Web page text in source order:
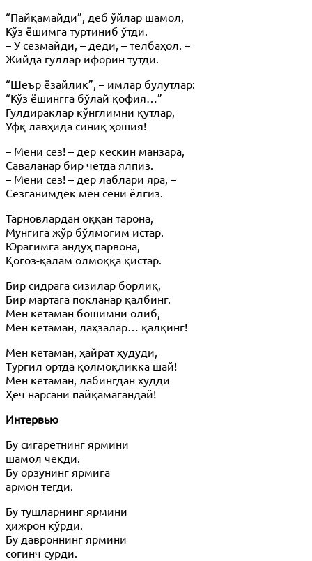
“Пайқамайди”, деб ўйлар шамол,
Кўз ёшимга туртиниб ўтди.
– У сезмайди, – деди, – телбаҳол. –
Жийда гуллар ифорин тутди.
“Шеър ёзайлик”, – имлар булутлар:
“Кўз ёшингга бўлай қофия…”
Гулдираклар кўнглимни қутлар,
Уфқ лавҳида синиқ ҳошия!
– Мени сез! – дер кескин манзара,
Саваланар бир четда ялпиз.
– Мени сез! – дер лаблари яра, –
Сезганимдек мен сени ёлғиз.
Тарновлардан оққан тарона,
Мунгига жўр бўлмоғим истар.
Юрагимга андуҳ парвона,
Қоғоз-қалам олмоққа қистар.
Бир сидрага сизилар борлиқ,
Бир мартага покланар қалбинг.
Мен кетаман бошимни олиб,
Мен кетаман, лаҳзалар… қалқинг!
Мен кетаман, ҳайрат ҳудуди,
Тургил ортда қолмоқликка шай!
Мен кетаман, лабингдан худди
Ҳеч нарсани пайқамагандай!
Интервью
Бу сигаретнинг ярмини
шамол чекди.
Бу орзунинг ярмига
армон тегди.
Бу тушларнинг ярмини
ҳижрон кўрди.
Бу давроннинг ярмини
соғинч сурди.